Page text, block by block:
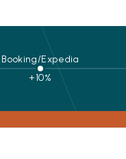
Booking/Expedia
+10%